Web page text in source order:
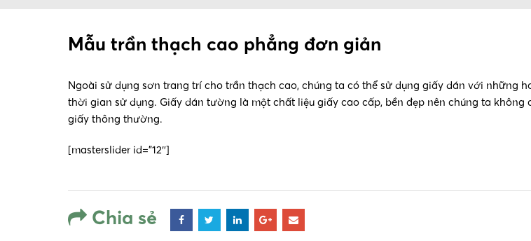
Mẫu trần thạch cao phẳng đơn giản
Ngoài sử dụng sơn trang trí cho trần thạch cao, chúng ta có thể sử dụng giấy dán với những
thời gian sử dụng. Giấy dán tường là một chất liệu giấy cao cấp, bền đẹp nên chúng ta
giấy thông thường.
[masterslider id=”12″]
Chia sẻ